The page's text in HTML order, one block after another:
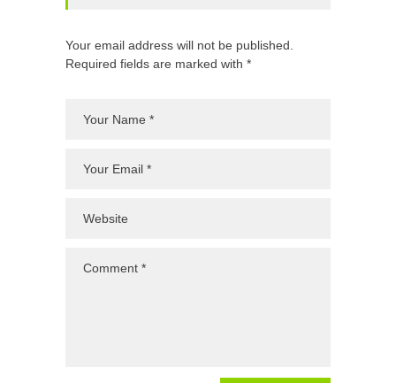
Your email address will not be published.
Required fields are marked with *